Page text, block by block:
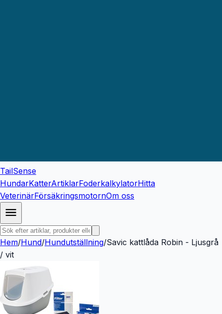
TailSense
HundarKatterArtiklarFoderkalkylatorHitta
VeterinärFörsäkringsmotornOm oss
Hem/Hund/Hundutställning/Savic kattlåda Robin - Ljusgrå
/ vit